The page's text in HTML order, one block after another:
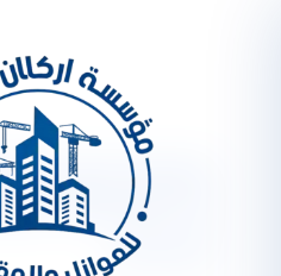
كيفية عزل
بالرياض